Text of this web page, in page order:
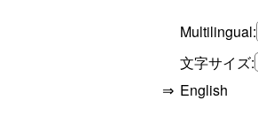
Multilingual:
文字サイズ:
English